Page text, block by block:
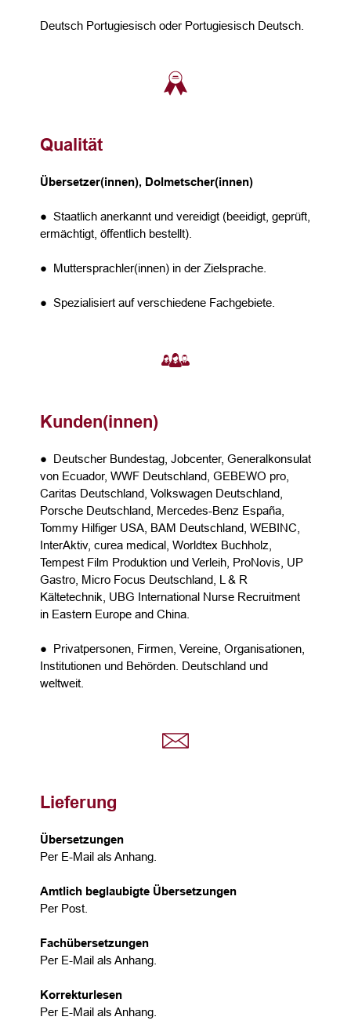
Deutsch Portugiesisch oder Portugiesisch Deutsch.
Qualität
Übersetzer(innen), Dolmetscher(innen)
● Staatlich anerkannt und vereidigt (beeidigt, geprüft,
ermächtigt, öffentlich bestellt).
● Muttersprachler(innen) in der Zielsprache.
● Spezialisiert auf verschiedene Fachgebiete.
Kunden(innen)
● Deutscher Bundestag, Jobcenter, Generalkonsulat
von Ecuador, WWF Deutschland, GEBEWO pro,
Caritas Deutschland, Volkswagen Deutschland,
Porsche Deutschland, Mercedes-Benz España,
Tommy Hilfiger USA, BAM Deutschland, WEBINC,
InterAktiv, curea medical, Worldtex Buchholz,
Tempest Film Produktion und Verleih, ProNovis, UP
Gastro, Micro Focus Deutschland, L & R
Kältetechnik, UBG International Nurse Recruitment
in Eastern Europe and China.
● Privatpersonen, Firmen, Vereine, Organisationen,
Institutionen und Behörden. Deutschland und
weltweit.
Lieferung
Übersetzungen
Per E-Mail als Anhang.
Amtlich beglaubigte Übersetzungen
Per Post.
Fachübersetzungen
Per E-Mail als Anhang.
Korrekturlesen
Per E-Mail als Anhang.